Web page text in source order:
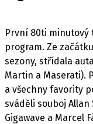
První 80ti
program. Ze
sezony, střídala
Martin a Maserati).
a všechny favority
sváděli souboj
Gigawave a Marcel